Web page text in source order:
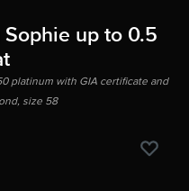
up to 0.5
platinum with GIA certificate and
size 58